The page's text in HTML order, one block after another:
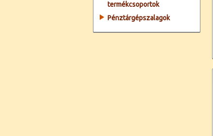
termékcsoportok
Pénztárgépszalagok